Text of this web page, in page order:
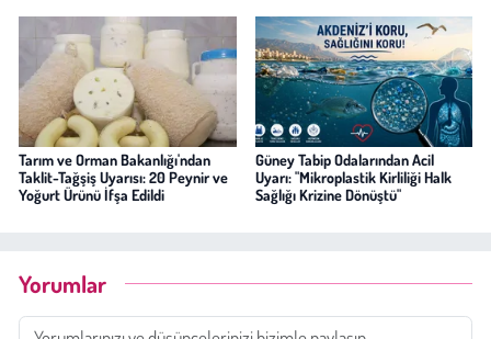
Tarım ve Orman Bakanlığı'ndan
Taklit-Tağşiş Uyarısı: 20 Peynir ve
Yoğurt Ürünü İfşa Edildi
Güney Tabip Odalarından Acil
Uyarı: "Mikroplastik Kirliliği Halk
Sağlığı Krizine Dönüştü"
Yorumlar